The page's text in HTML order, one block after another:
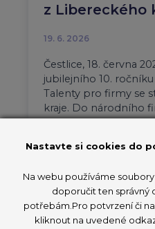
z Libereckého
19. 6. 2026
Čestlice, 18. června
jubilejního 10.
Talenty pro firmy se
kraje. Do národního
Nastavte si cookies do
Na webu používáme
doporučit ten správný
potřebám.Pro potvrzení či
kliknout na uvedené